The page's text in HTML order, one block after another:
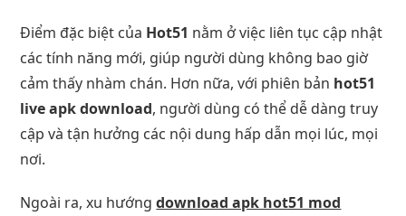
Điểm đặc biệt của Hot51 nằm ở việc liên tục cập nhật
các tính năng mới, giúp người dùng không bao giờ
cảm thấy nhàm chán. Hơn nữa, với phiên bản hot51
live apk download, người dùng có thể dễ dàng truy
cập và tận hưởng các nội dung hấp dẫn mọi lúc, mọi
nơi.
Ngoài ra, xu hướngdownload apk hot51 mod